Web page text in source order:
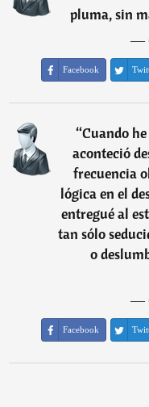
pluma, sin
―
Facebook
“Cuando
aconteció
frecuencia
lógica en el
entregué al
tan sólo
o
―
Facebook